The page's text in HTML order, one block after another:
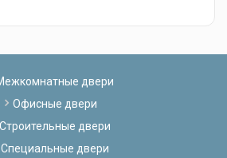
двери
Офисные двери
Строительные двери
Специальные двери